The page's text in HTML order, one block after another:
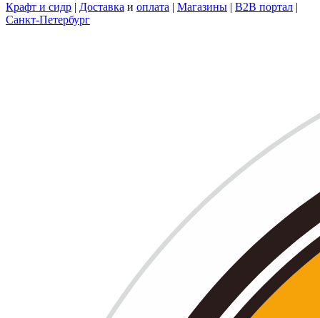
Крафт и сидр | Доставка и оплата | Магазины | B2B портал |
Санкт-Петербург